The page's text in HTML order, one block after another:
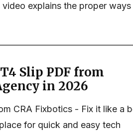
explains the proper ways
Slip PDF from
in 2026
CRA Fixbotics - Fix it like a
for quick and easy tech